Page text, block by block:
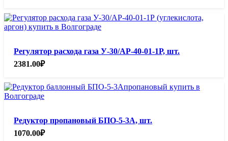
Регулятор расхода газа У-30/АР-40-01-1Р, шт.
2381.00₽
Редуктор пропановый БПО-5-3А, шт.
1070.00₽